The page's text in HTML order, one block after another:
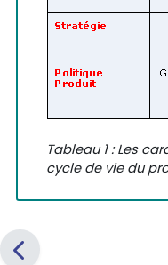
Tableau 1 : Les
cycle de vie du